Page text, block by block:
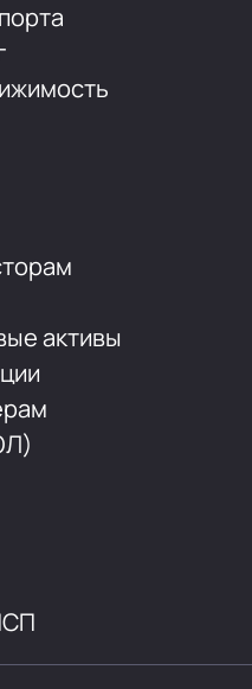
активы